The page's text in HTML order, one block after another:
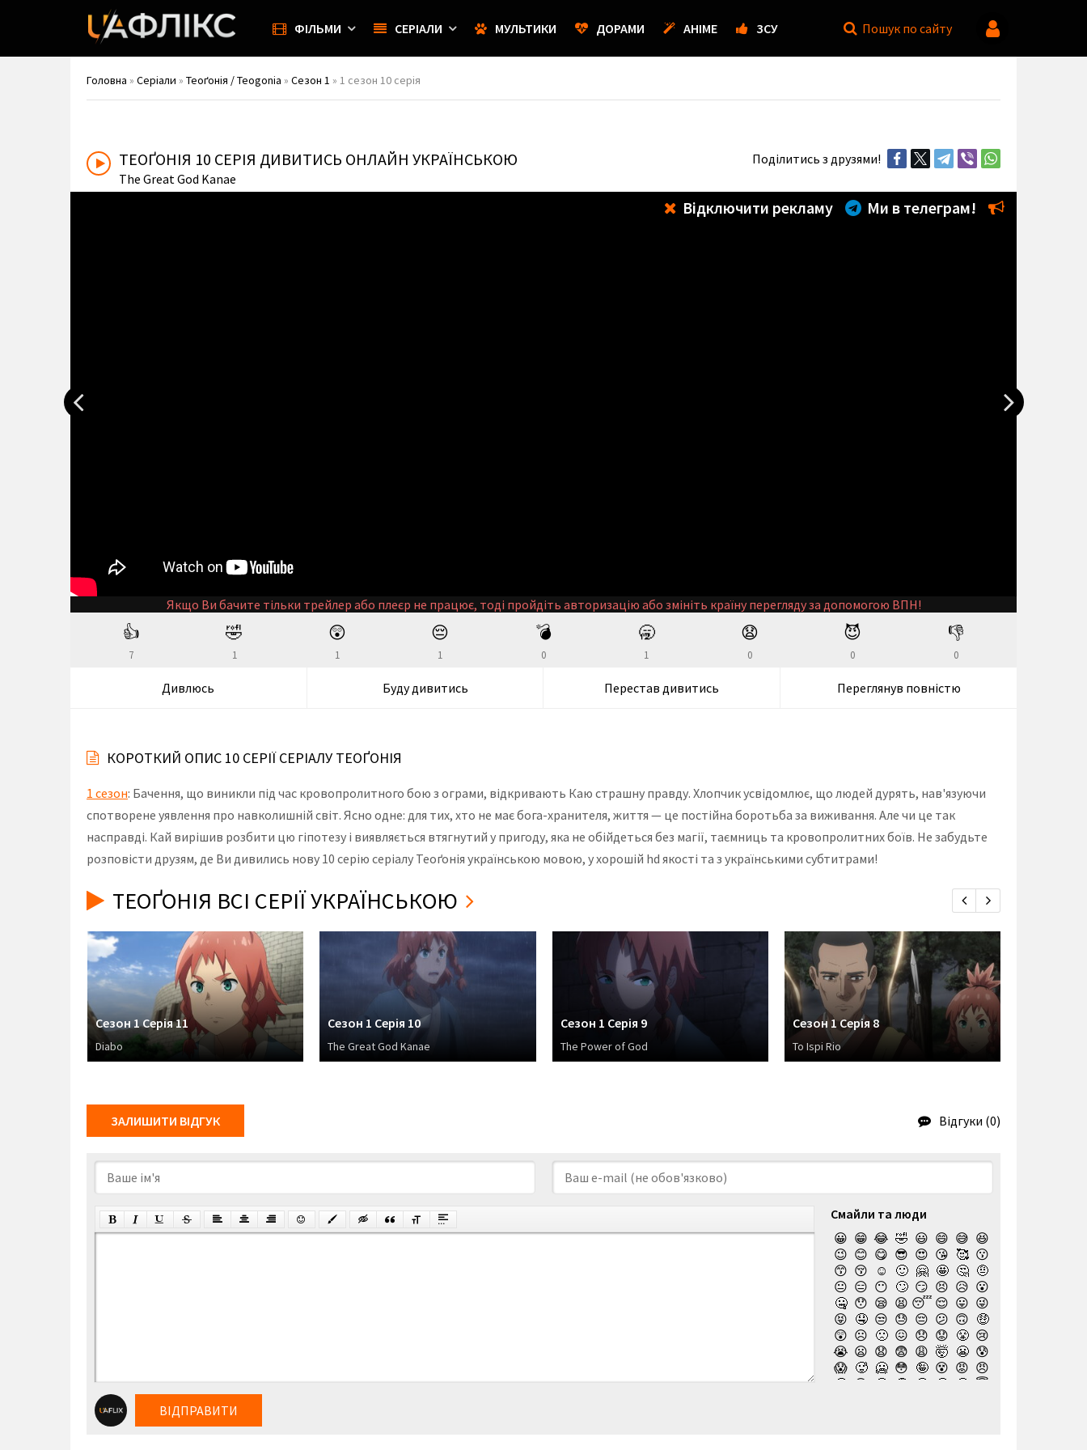
ФІЛЬМИ СЕРІАЛИ МУЛЬТИКИ ДОРАМИ АНІМЕ ЗСУ Пошук по сайту
Головна » Серіали » Теоґонія / Teogonia » Сезон 1 » 1 сезон 10 серія
Поділитись з друзями!
ТЕОҐОНІЯ 10 СЕРІЯ ДИВИТИСЬ ОНЛАЙН УКРАЇНСЬКОЮ
The Great God Kanae
Відключити рекламу Ми в телеграм!
Якщо Ви бачите тільки трейлер або плеєр не працює, тоді пройдіть авторизацію або змініть країну перегляду за допомогою ВПН!
👍
7
🤣
1
😲
1
😔
1
💣
0
🥱
1
😧
0
😈
0
👎
0
Дивлюсь Буду дивитись Перестав дивитись Переглянув повністю
КОРОТКИЙ ОПИС 10 СЕРІЇ СЕРІАЛУ ТЕОҐОНІЯ
1 сезон: Бачення, що виникли під час кровопролитного бою з ограми, відкривають Каю страшну правду. Хлопчик усвідомлює, що людей дурять, нав'язуючи
спотворене уявлення про навколишній світ. Ясно одне: для тих, хто не має бога-хранителя, життя — це постійна боротьба за виживання. Але чи це так
насправді. Кай вирішив розбити цю гіпотезу і виявляється втягнутий у пригоду, яка не обійдеться без магії, таємниць та кровопролитних боїв. Не забудьте
розповісти друзям, де Ви дивились нову 10 серію серіалу Теоґонія українською мовою, у хорошій hd якості та з українськими субтитрами!
ТЕОҐОНІЯ ВСІ СЕРІЇ УКРАЇНСЬКОЮ
Сезон 1 Серія 11
Diabo
Сезон 1 Серія 10
The Great God Kanae
Сезон 1 Серія 9
The Power of God
Сезон 1 Серія 8
To Ispi Rio
ЗАЛИШИТИ ВІДГУК Відгуки (0)
Смайли та люди
😀 😁 😂 🤣 😃 😄 😅 😆
😉 😊 😋 😎 😍 😘 🥰 😗
😙 😚 ☺️ 🙂 🤗 🤩 🤔 🤨
😐 😑 😶 🙄 😏 😣 😥 😮
🤐 😯 😪 😫 😴 😌 😛 😜
😝 🤤 😒 😓 😔 😕 🙃 🤑
😲 ☹️ 🙁 😖 😞 😟 😤 😢
😭 😦 😧 😨 😩 🤯 😬 😰
😱 🥵 🥶 😳 🤪 😵 😡 😠
🤬
😷 🤒 🤕 🤢 🤮 🤧 😇
ВІДПРАВИТИ